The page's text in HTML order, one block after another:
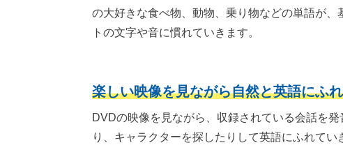
の大好きな食べ物、動物、乗り物などの単語が
トの文字や音に慣れていきます。
楽しい映像を見ながら自然と英語にふ
DVDの映像を見ながら、収録されている会話を発
り、キャラクターを探したりして英語にふれてい